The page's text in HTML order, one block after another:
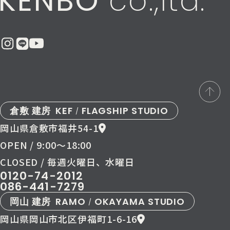
倉敷 建房 KEF / FLAGSHIP STUDIO
岡山県倉敷市福井54-1
OPEN / 9:00〜18:00
CLOSED / 毎週火曜日、水曜日
0120-74-2012
086-441-7279
岡山 建房 RAMO / OKAYAMA STUDIO
岡山県岡山市北区伊福町1-6-16